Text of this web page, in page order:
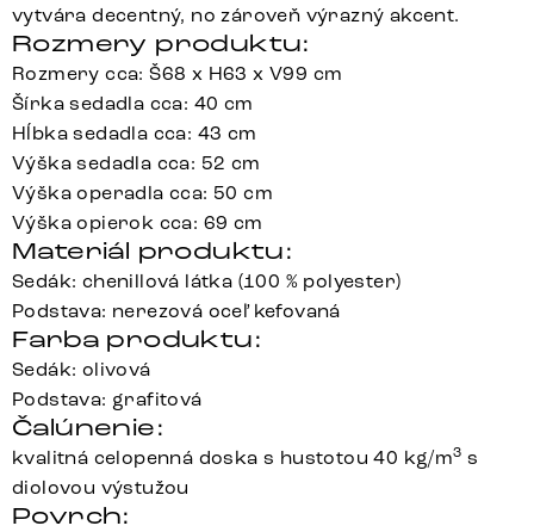
vytvára decentný, no zároveň výrazný akcent.
Rozmery produktu:
Rozmery cca: Š68 x H63 x V99 cm
Šírka sedadla cca: 40 cm
Hĺbka sedadla cca: 43 cm
Výška sedadla cca: 52 cm
Výška operadla cca: 50 cm
Výška opierok cca: 69 cm
Materiál produktu:
Sedák: chenillová látka (100 % polyester)
Podstava: nerezová oceľ kefovaná
Farba produktu:
Sedák: olivová
Podstava: grafitová
Čalúnenie:
kvalitná celopenná doska s hustotou 40 kg/m3 s
diolovou výstužou
Povrch: